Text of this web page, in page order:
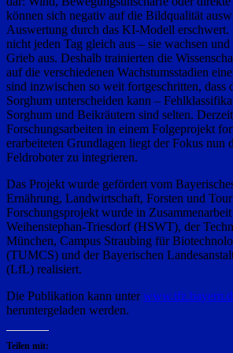
können sich negativ auf die Bildqualität
Auswertung durch das KI-Modell erschwert.
nicht jeden Tag gleich aus – sie wachsen
Grieb aus. Deshalb trainierten die
auf die verschiedenen Wachstumsstadien
sind inzwischen so weit fortgeschritten,
Sorghum unterscheiden kann –
Sorghum und Beikräutern sind selten.
Forschungsarbeiten in einem Folgeprojekt
erarbeiteten Grundlagen liegt der Fokus nun
Feldroboter zu integrieren.
Das Projekt wurde gefördert vom
Ernährung, Landwirtschaft, Forsten und
Forschungsprojekt wurde in
Weihenstephan-Triesdorf (HSWT), der
München, Campus Straubing für
(TUMCS) und der Bayerischen
(LfL) realisiert.
Die Publikation kann unter
heruntergeladen werden.
Teilen mit: